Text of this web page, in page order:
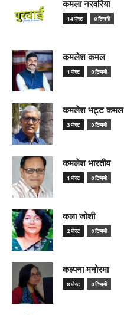
कमला नरवरिया
14 पोस्ट 0 टिप्पणी
कमलेश कमल
1 पोस्ट 0 टिप्पणी
कमलेश भट्ट कमल
3 पोस्ट 0 टिप्पणी
कमलेश भारतीय
1 पोस्ट 0 टिप्पणी
कला जोशी
2 पोस्ट 0 टिप्पणी
कल्पना मनोरमा
8 पोस्ट 0 टिप्पणी